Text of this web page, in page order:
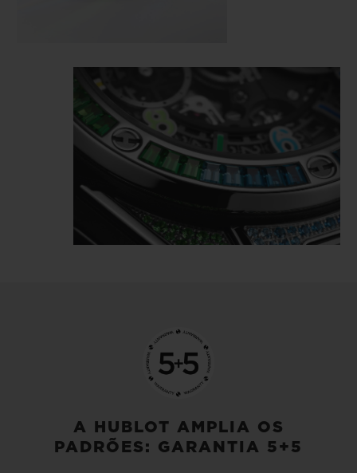
A HUBLOT AMPLIA OS
PADRÕES: GARANTIA 5+5